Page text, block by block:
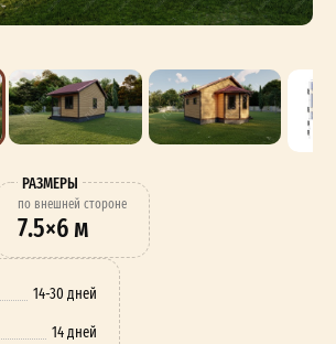
РАЗМЕРЫ
по внешней стороне
7.5×6 м
14-30 дней
14 дней